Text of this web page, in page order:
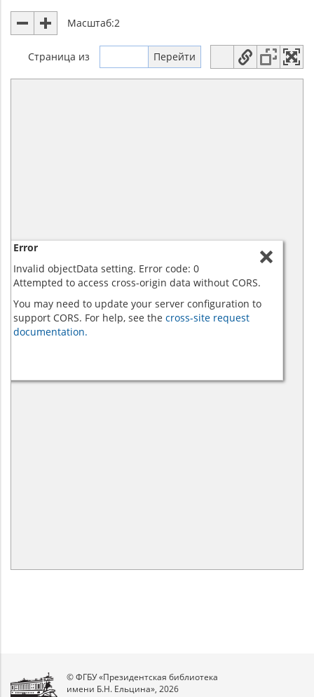
Масштаб:2
Страница из
Error
Invalid objectData setting. Error code: 0
Attempted to access cross-origin data without CORS.
You may need to update your server configuration to
support CORS. For help, see the cross-site request
documentation.
© ФГБУ «Президентская библиотека
имени Б.Н. Ельцина», 2026